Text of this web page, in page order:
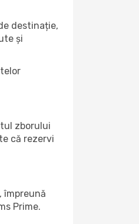
destinație,
și
zborului
că rezervi
împreună
Prime.